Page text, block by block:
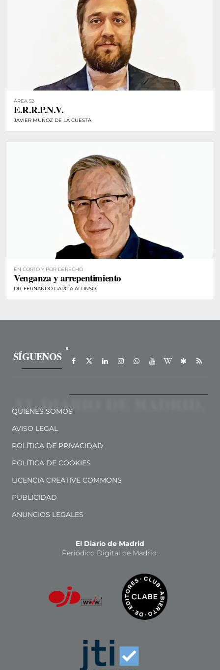
ÁREA 52
E.R.R.P.N.V.
JAVIER MUÑOZ DE LA CUESTA
EN CORTO Y POR DERECHO
Venganza y arrepentimiento
DR. FERNANDO GARCÍA ALONSO
SÍGUENOS
QUIÉNES SOMOS
AVISO LEGAL
POLÍTICA DE PRIVACIDAD
POLÍTICA DE COOKIES
LICENCIA CREATIVE COMMONS
PUBLICIDAD
ANUNCIOS LEGALES
El Diario de Madrid
Periódico Digital de Madrid.